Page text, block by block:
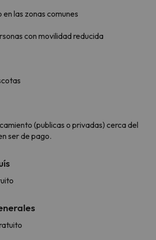
las zonas comunes
con movilidad reducida
(publicas o privadas) cerca del
ser de pago.